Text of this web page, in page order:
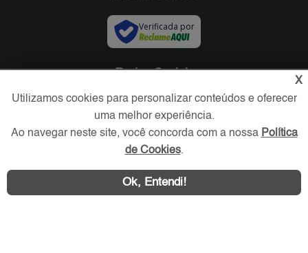
Verificada por
Redes Sociais
X
Utilizamos cookies para personalizar conteúdos e oferecer
uma melhor experiência.
Ao navegar neste site, você concorda com a nossa Política
de Cookies.
Ok, Entendi!